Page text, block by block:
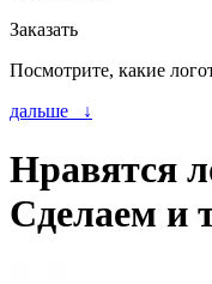
Заказать
Посмотрите, какие
дальше ↓
Нравятся
Сделаем и